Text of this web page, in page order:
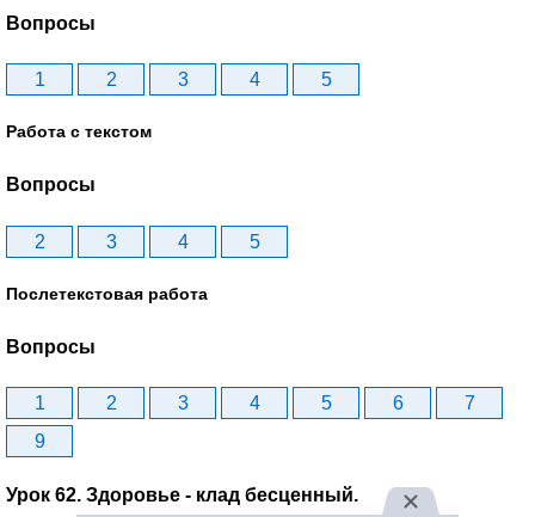
Вопросы
1 2 3 4 5
Работа с текстом
Вопросы
2 3 4 5
Послетекстовая работа
Вопросы
1 2 3 4 5 6
7
9
Урок 62. Здоровье - клад бесценный.